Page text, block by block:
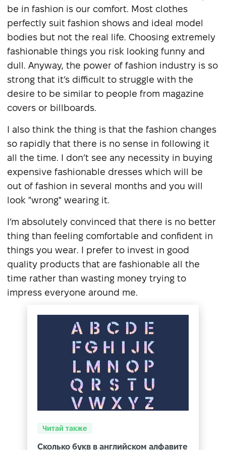
be in fashion is our comfort. Most clothes
perfectly suit fashion shows and ideal model
bodies but not the real life. Choosing extremely
fashionable things you risk looking funny and
dull. Anyway, the power of fashion industry is so
strong that it’s difficult to struggle with the
desire to be similar to people from magazine
covers or billboards.
I also think the thing is that the fashion changes
so rapidly that there is no sense in following it
all the time. I don’t see any necessity in buying
expensive fashionable dresses which will be
out of fashion in several months and you will
look "wrong" wearing it.
I’m absolutely convinced that there is no better
thing than feeling comfortable and confident in
things you wear. I prefer to invest in good
quality products that are fashionable all the
time rather than wasting money trying to
impress everyone around me.
Читай также
Сколько букв в английском алфавите